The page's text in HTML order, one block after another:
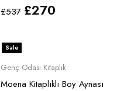
£537 £270
Sale
Genç Odası Kitaplık
Moena Kitaplıklı Boy Aynası